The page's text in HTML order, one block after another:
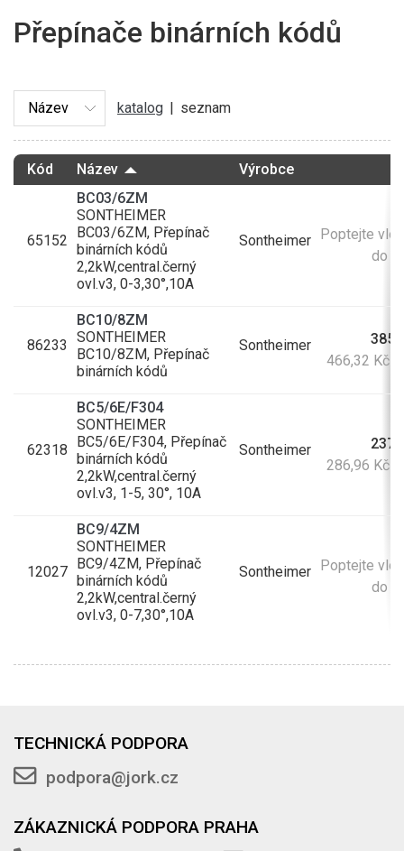
Přepínače binárních kódů
katalog | seznam
Kód Název Výrobce
65152
BC03/6ZM
SONTHEIMER
BC03/6ZM, Přepínač
binárních kódů
2,2kW,central.černý
ovl.v3, 0-3,30°,10A
Sontheimer Poptejte
do
86233
BC10/8ZM
SONTHEIMER
BC10/8ZM, Přepínač
binárních kódů
Sontheimer
466,32 Kč
62318
BC5/6E/F304
SONTHEIMER
BC5/6E/F304, Přepínač
binárních kódů
2,2kW,central.černý
ovl.v3, 1-5, 30°, 10A
Sontheimer
286,96 Kč
12027
BC9/4ZM
SONTHEIMER
BC9/4ZM, Přepínač
binárních kódů
2,2kW,central.černý
ovl.v3, 0-7,30°,10A
Sontheimer Poptejte
do
TECHNICKÁ PODPORA
podpora@jork.cz
ZÁKAZNICKÁ PODPORA PRAHA